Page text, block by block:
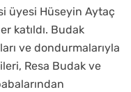
üyesi Hüseyin Aytaç
katıldı. Budak
ve dondurmalarıyla
Resa Budak ve